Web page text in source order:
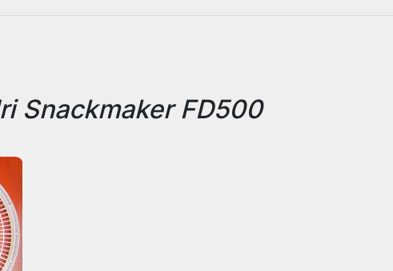
Snackmaker FD500